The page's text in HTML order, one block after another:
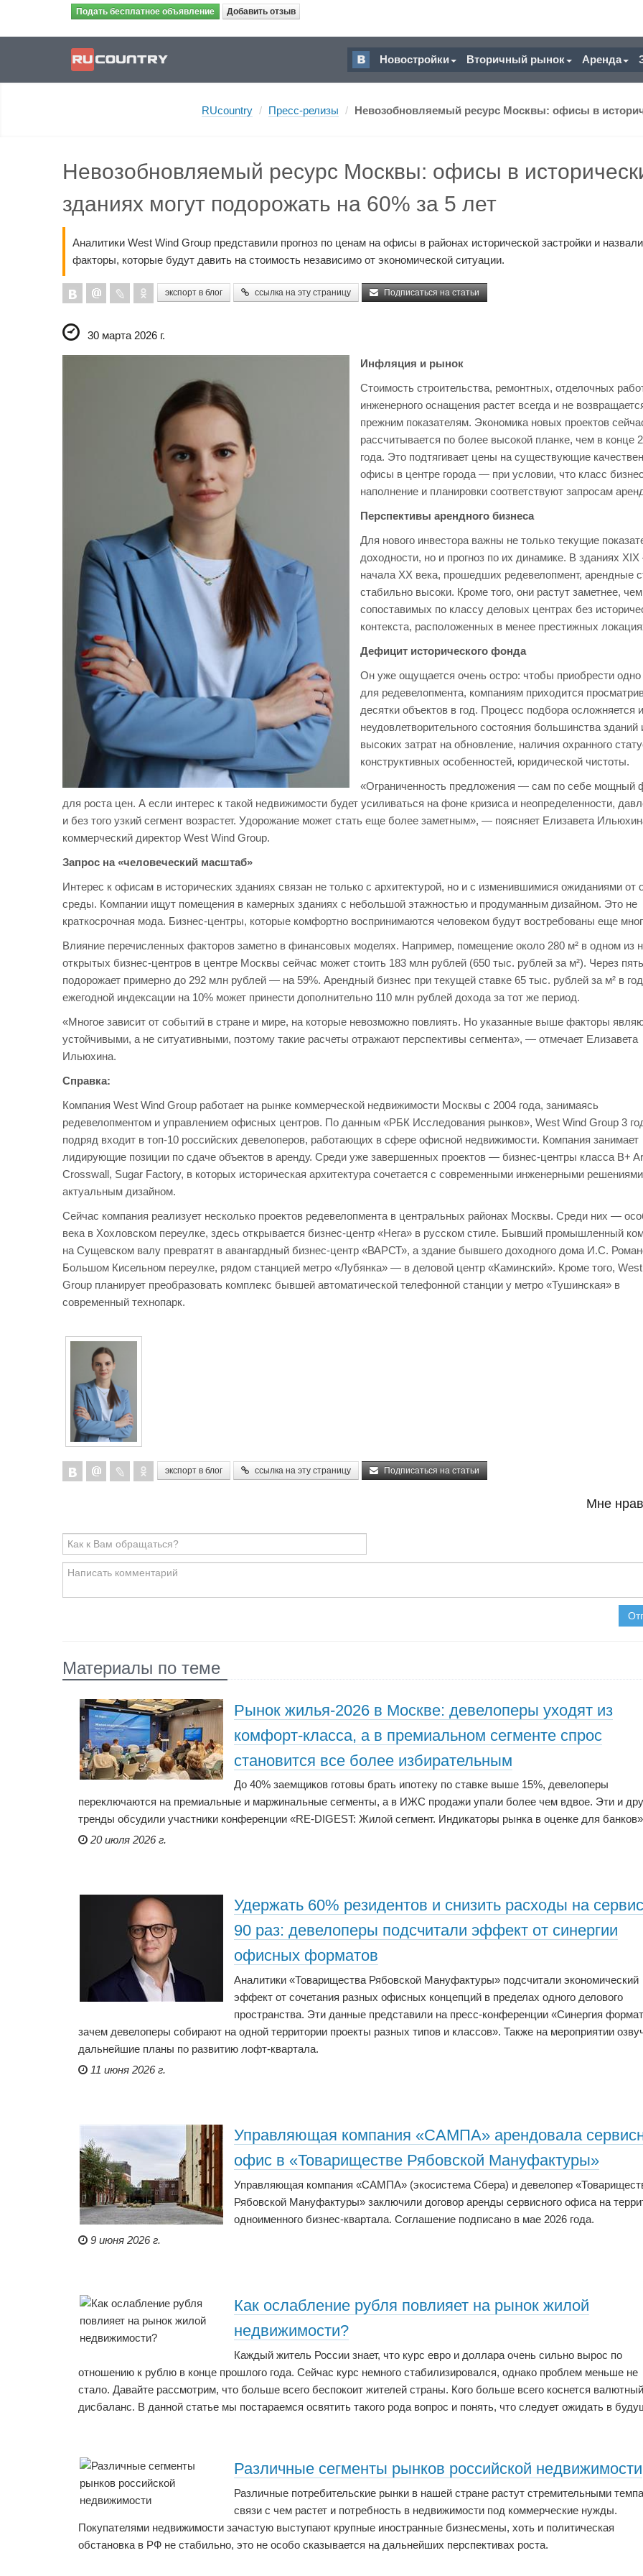
Подать бесплатное объявление Добавить отзыв
Новостройки Вторичный рынок Аренда
RUcountry / Пресс-релизы / Невозобновляемый ресурс Москвы: офисы в
Невозобновляемый ресурс Москвы: офисы в
зданиях могут подорожать на 60% за 5 лет
Аналитики West Wind Group представили прогноз по ценам на офисы в районах исторической застройки и назвали
факторы, которые будут давить на стоимость независимо от экономической ситуации.
экспорт в блог ссылка на эту страницу Подписаться на статьи
30 марта 2026 г.
Инфляция и рынок
Стоимость строительства, ремонтных, отделочных
инженерного оснащения растет всегда и не
прежним показателям. Экономика новых проектов
рассчитывается по более высокой планке, чем в конце
года. Это подтягивает цены на существующие
офисы в центре города — при условии, что класс
наполнение и планировки соответствуют запросам
Перспективы арендного бизнеса
Для нового инвестора важны не только текущие
доходности, но и прогноз по их динамике. В зданиях
начала XX века, прошедших редевелопмент, арендные
стабильно высоки. Кроме того, они растут заметнее,
сопоставимых по классу деловых центрах без
контекста, расположенных в менее престижных
Дефицит исторического фонда
Он уже ощущается очень остро: чтобы приобрести одно
для редевелопмента, компаниям приходится
десятки объектов в год. Процесс подбора осложняется
неудовлетворительного состояния большинства зданий
высоких затрат на обновление, наличия охранного
конструктивных особенностей, юридической чистоты.
«Ограниченность предложения — сам по себе мощный
для роста цен. А если интерес к такой недвижимости будет усиливаться на фоне кризиса и неопределенности,
и без того узкий сегмент возрастет. Удорожание может стать еще более заметным», — поясняет Елизавета
коммерческий директор West Wind Group.
Запрос на «человеческий масштаб»
Интерес к офисам в исторических зданиях связан не только с архитектурой, но и с изменившимися ожиданиями от
среды. Компании ищут помещения в камерных зданиях с небольшой этажностью и продуманным дизайном. Это не
краткосрочная мода. Бизнес-центры, которые комфортно воспринимаются человеком будут востребованы еще
Влияние перечисленных факторов заметно в финансовых моделях. Например, помещение около 280 м² в одном из
открытых бизнес-центров в центре Москвы сейчас может стоить 183 млн рублей (650 тыс. рублей за м²). Через
подорожает примерно до 292 млн рублей — на 59%. Арендный бизнес при текущей ставке 65 тыс. рублей за м² в
ежегодной индексации на 10% может принести дополнительно 110 млн рублей дохода за тот же период.
«Многое зависит от событий в стране и мире, на которые невозможно повлиять. Но указанные выше факторы
устойчивыми, а не ситуативными, поэтому такие расчеты отражают перспективы сегмента», — отмечает Елизавета
Ильюхина.
Справка:
Компания West Wind Group работает на рынке коммерческой недвижимости Москвы с 2004 года, занимаясь
редевелопментом и управлением офисных центров. По данным «РБК Исследования рынков», West Wind Group 3
подряд входит в топ-10 российских девелоперов, работающих в сфере офисной недвижимости. Компания занимает
лидирующие позиции по сдаче объектов в аренду. Среди уже завершенных проектов — бизнес‑центры класса B+
Crosswall, Sugar Factory, в которых историческая архитектура сочетается с современными инженерными
актуальным дизайном.
Сейчас компания реализует несколько проектов редевелопмента в центральных районах Москвы. Среди них —
века в Хохловском переулке, здесь открывается бизнес-центр «Нега» в русском стиле. Бывший промышленный
на Сущевском валу превратят в авангардный бизнес-центр «ВАРСТ», а здание бывшего доходного дома И.С.
Большом Кисельном переулке, рядом станцией метро «Лубянка» — в деловой центр «Каминский». Кроме того,
Group планирует преобразовать комплекс бывшей автоматической телефонной станции у метро «Тушинская» в
современный технопарк.
экспорт в блог ссылка на эту страницу Подписаться на статьи
Мне
Материалы по теме
Рынок жилья-2026 в Москве: девелоперы уходят из
комфорт-класса, а в премиальном сегменте спрос
становится все более избирательным
До 40% заемщиков готовы брать ипотеку по ставке выше 15%, девелоперы
переключаются на премиальные и маржинальные сегменты, а в ИЖС продажи упали более чем вдвое. Эти и
тренды обсудили участники конференции «RE-DIGEST: Жилой сегмент. Индикаторы рынка в оценке для
20 июля 2026 г.
Удержать 60% резидентов и снизить расходы на
90 раз: девелоперы подсчитали эффект от синергии
офисных форматов
Аналитики «Товарищества Рябовской Мануфактуры» подсчитали экономический
эффект от сочетания разных офисных концепций в пределах одного делового
пространства. Эти данные представили на пресс-конференции «Синергия
зачем девелоперы собирают на одной территории проекты разных типов и классов». Также на мероприятии
дальнейшие планы по развитию лофт-квартала.
11 июня 2026 г.
Управляющая компания «САМПА» арендовала
офис в «Товариществе Рябовской Мануфактуры»
Управляющая компания «САМПА» (экосистема Сбера) и девелопер
Рябовской Мануфактуры» заключили договор аренды сервисного офиса на
одноименного бизнес-квартала. Соглашение подписано в мае 2026 года.
9 июня 2026 г.
Как ослабление рубля повлияет на рынок жилой
недвижимости?
Каждый житель России знает, что курс евро и доллара очень сильно вырос по
отношению к рублю в конце прошлого года. Сейчас курс немного стабилизировался, однако проблем меньше не
стало. Давайте рассмотрим, что больше всего беспокоит жителей страны. Кого больше всего коснется валютный
дисбаланс. В данной статье мы постараемся освятить такого рода вопрос и понять, что следует ожидать в
Различные сегменты рынков российской недвижимости
Различные потребительские рынки в нашей стране растут стремительными
связи с чем растет и потребность в недвижимости под коммерческие нужды.
Покупателями недвижимости зачастую выступают крупные иностранные бизнесмены, хоть и политическая
обстановка в РФ не стабильно, это не особо сказывается на дальнейших перспективах роста.